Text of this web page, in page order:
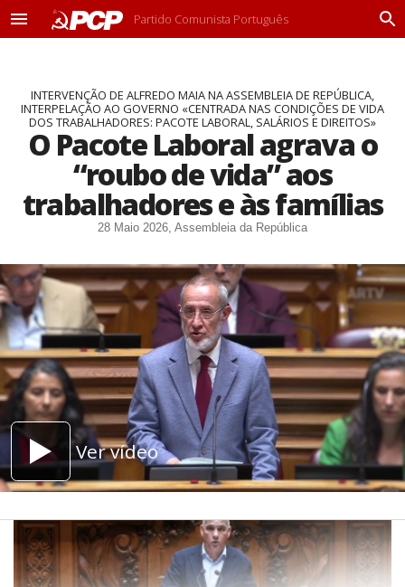
M
Partido Comunista Português
P
INTERVENÇÃO DE ALFREDO MAIA NA ASSEMBLEIA DE REPÚBLICA,
INTERPELAÇÃO AO GOVERNO «CENTRADA NAS CONDIÇÕES DE VIDA
DOS TRABALHADORES: PACOTE LABORAL, SALÁRIOS E DIREITOS»
O Pacote Laboral agrava o
“roubo de vida” aos
trabalhadores e às famílias
28 Maio 2026, Assembleia da República
Ver vídeo